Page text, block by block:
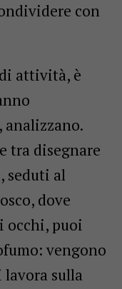
con
attività, è
analizzano.
tra disegnare
seduti al
dove
occhi, puoi
vengono
sulla